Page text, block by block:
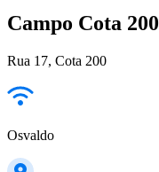
Campo Cota 200
Rua 17, Cota 200
Osvaldo